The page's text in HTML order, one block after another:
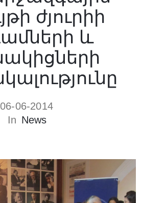
ժյուրիի
և
06-06-2014
In News